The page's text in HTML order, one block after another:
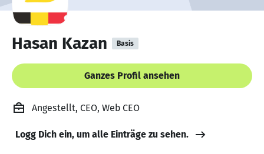
Hasan Kazan Basis
Ganzes Profil ansehen
Angestellt, CEO, Web CEO
Logg Dich ein, um alle Einträge zu sehen.